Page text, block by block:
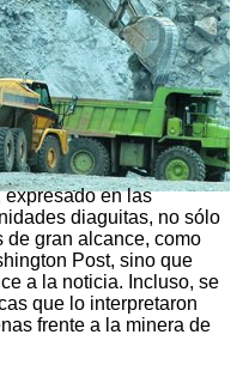
expresado en las
diaguitas, no sólo
de gran alcance, como
Post, sino que
a la noticia. Incluso, se
que lo interpretaron
frente a la minera de